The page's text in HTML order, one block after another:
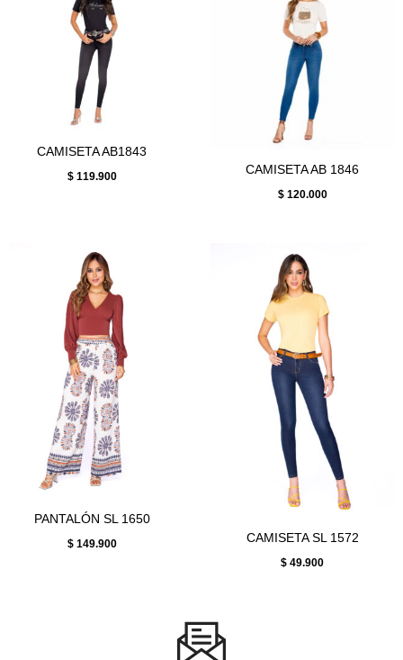
CAMISETA AB1843
$119.900 CAMISETA AB 1846
$120.000
PANTALÓN SL 1650
$149.900 CAMISETA SL 1572
$ 49.900